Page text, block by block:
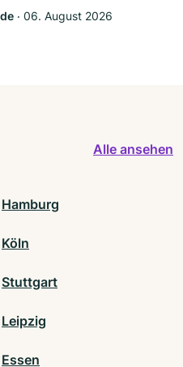
‧ 06. August 2026
Alle ansehen
Hamburg
Köln
Stuttgart
Leipzig
Essen